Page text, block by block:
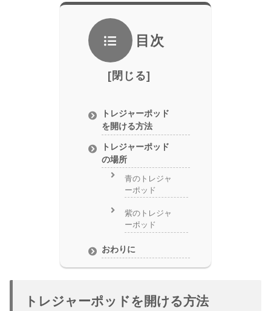
目次
トレジャーポッド
を開ける方法
トレジャーポッド
の場所
青のトレジャ
ーポッド
紫のトレジャ
ーポッド
おわりに
トレジャーポッドを開ける方法